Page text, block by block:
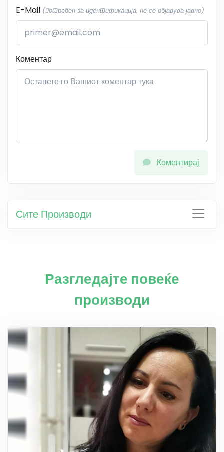
E-Mail (потребен за идентификација, не се објавува јавно)
Коментар
Коментирај
Сите Производи
Разгледајте повеќе
производи